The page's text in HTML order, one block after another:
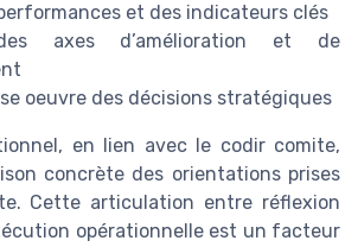
et des indicateurs clés
axes d’amélioration et de
oeuvre des décisions stratégiques
en lien avec le codir comite,
concrète des orientations prises
Cette articulation entre réflexion
opérationnelle est un facteur